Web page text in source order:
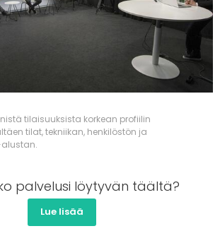
tilaisuuksista korkean profiilin
tilat, tekniikan, henkilöstön ja
palvelusi löytyvän täältä?
Lue lisää